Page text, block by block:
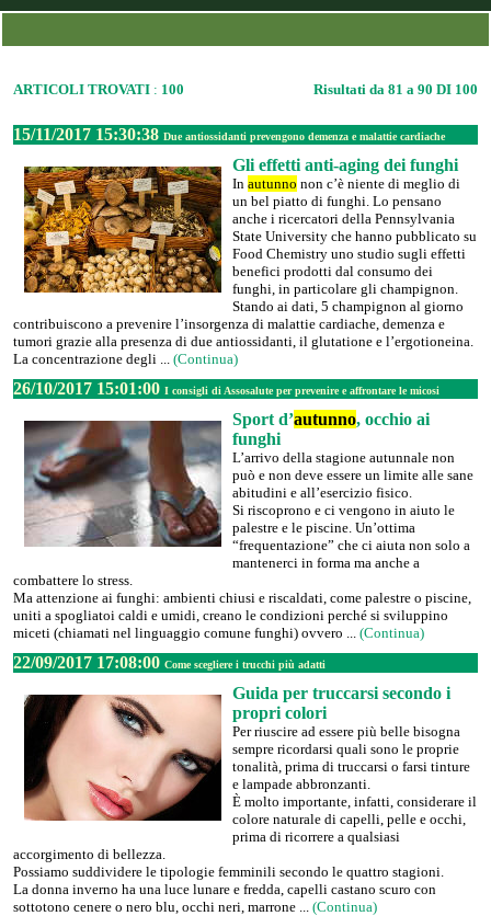
ARTICOLI TROVATI : 100 Risultati da 81 a 90 DI 100
15/11/2017 15:30:38 Due antiossidanti prevengono demenza e malattie cardiache
Gli effetti anti-aging dei funghi
In autunno non c’è niente di meglio di
un bel piatto di funghi. Lo pensano
anche i ricercatori della Pennsylvania
State University che hanno pubblicato su
Food Chemistry uno studio sugli effetti
benefici prodotti dal consumo dei
funghi, in particolare gli champignon.
Stando ai dati, 5 champignon al giorno
contribuiscono a prevenire l’insorgenza di malattie cardiache, demenza e
tumori grazie alla presenza di due antiossidanti, il glutatione e l’ergotioneina.
La concentrazione degli ... (Continua)
26/10/2017 15:01:00 I consigli di Assosalute per prevenire e affrontare le micosi
Sport d’autunno, occhio ai
funghi
L’arrivo della stagione autunnale non
può e non deve essere un limite alle sane
abitudini e all’esercizio fisico.
Si riscoprono e ci vengono in aiuto le
palestre e le piscine. Un’ottima
“frequentazione” che ci aiuta non solo a
mantenerci in forma ma anche a
combattere lo stress.
Ma attenzione ai funghi: ambienti chiusi e riscaldati, come palestre o piscine,
uniti a spogliatoi caldi e umidi, creano le condizioni perché si sviluppino
miceti (chiamati nel linguaggio comune funghi) ovvero ... (Continua)
22/09/2017 17:08:00 Come scegliere i trucchi più adatti
Guida per truccarsi secondo i
propri colori
Per riuscire ad essere più belle bisogna
sempre ricordarsi quali sono le proprie
tonalità, prima di truccarsi o farsi tinture
e lampade abbronzanti.
È molto importante, infatti, considerare il
colore naturale di capelli, pelle e occhi,
prima di ricorrere a qualsiasi
accorgimento di bellezza.
Possiamo suddividere le tipologie femminili secondo le quattro stagioni.
La donna inverno ha una luce lunare e fredda, capelli castano scuro con
sottotono cenere o nero blu, occhi neri, marrone ... (Continua)